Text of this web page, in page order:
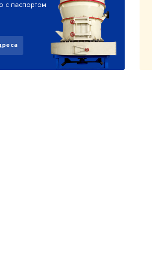
с паспортом